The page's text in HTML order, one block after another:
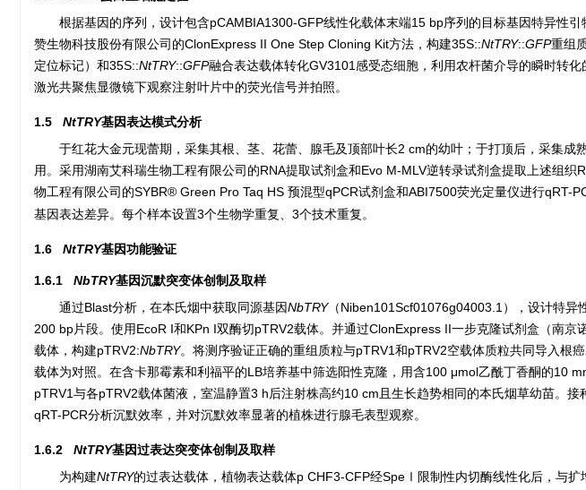
根据基因的序列，设计包含pCAMBIA1300-GFP线性化载体末端15 bp序列的目标基因特异性
赞生物科技股份有限公司的ClonExpress II One Step Cloning Kit方法，构建35S::NtTRY::GFP重组
定位标记）和35S::NtTRY::GFP融合表达载体转化GV3101感受态细胞，利用农杆菌介导的瞬时转
激光共聚焦显微镜下观察注射叶片中的荧光信号并拍照。
1.5 NtTRY基因表达模式分析
于红花大金元现蕾期，采集其根、茎、花蕾、腺毛及顶部叶长2 cm的幼叶；于打顶后，采集
用。采用湖南艾科瑞生物工程有限公司的RNA提取试剂盒和Evo M-MLV逆转录试剂盒提取上述组
物工程有限公司的SYBR® Green Pro Taq HS 预混型qPCR试剂盒和ABI7500荧光定量仪进行qRT-
基因表达差异。每个样本设置3个生物学重复、3个技术重复。
1.6 NtTRY基因功能验证
1.6.1 NbTRY基因沉默突变体创制及取样
通过Blast分析，在本氏烟中获取同源基因NbTRY（Niben101Scf01076g04003.1），设计特异
200 bp片段。使用EcoR I和KPn I双酶切pTRV2载体。并通过ClonExpress II一步克隆试剂盒（南京
载体，构建pTRV2:NbTRY。将测序验证正确的重组质粒与pTRV1和pTRV2空载体质粒共同导入根
载体为对照。在含卡那霉素和利福平的LB培养基中筛选阳性克隆，用含100 μmol乙酰丁香酮的10
pTRV1与各pTRV2载体菌液，室温静置3 h后注射株高约10 cm且生长趋势相同的本氏烟草幼苗。
qRT-PCR分析沉默效率，并对沉默效率显著的植株进行腺毛表型观察。
1.6.2 NtTRY基因过表达突变体创制及取样
为构建NtTRY的过表达载体，植物表达载体p CHF3-CFP经SpeⅠ限制性内切酶线性化后，与